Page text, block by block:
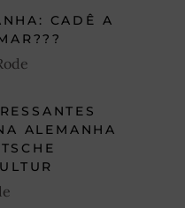
CADÊ A
ALEMANHA